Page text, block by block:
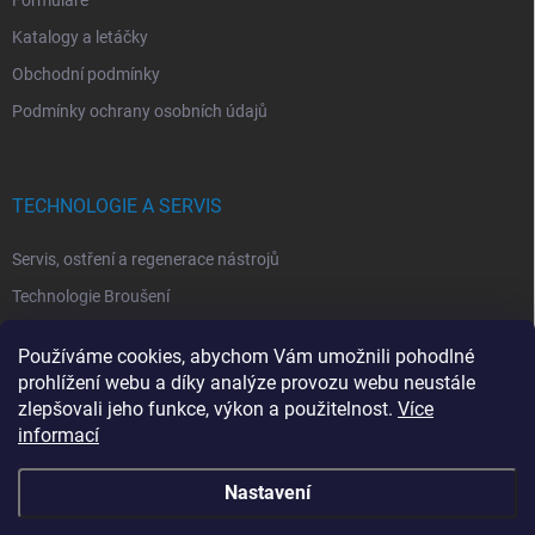
Používáme cookies, abychom Vám umožnili pohodlné
prohlížení webu a díky analýze provozu webu neustále
zlepšovali jeho funkce, výkon a použitelnost. Více
informací
Nastavení
Katalogy a letáčky
Obchodní podmínky
Podmínky ochrany osobních údajů
TECHNOLOGIE A SERVIS
Servis, ostření a regenerace nástrojů
Technologie Broušení
Technologie Laserová Ablace